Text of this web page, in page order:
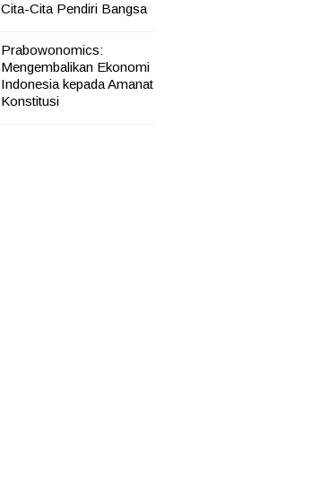
Cita-Cita Pendiri Bangsa
Prabowonomics:
Mengembalikan Ekonomi
Indonesia kepada Amanat
Konstitusi